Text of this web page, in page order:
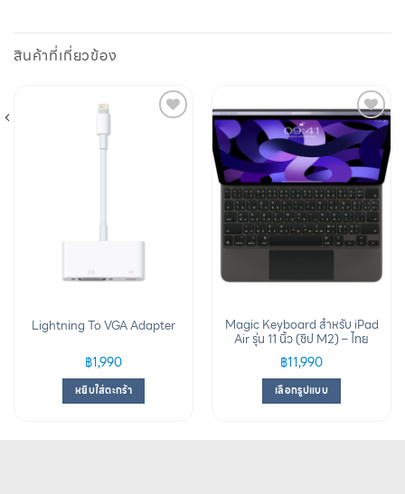
สินค้าที่เกี่ยวข้อง
Lightning To VGA Adapter
฿1,990
หยิบใส่ตะกร้า
Add to
wishlist
Magic Keyboard สำหรับ iPad
Air รุ่น 11 นิ้ว (ชิป M2) – ไทย
฿11,990
เลือกรูปแบบ